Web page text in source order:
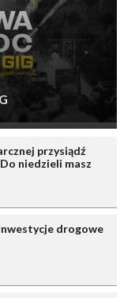
przysiądź
niedzieli masz
drogowe